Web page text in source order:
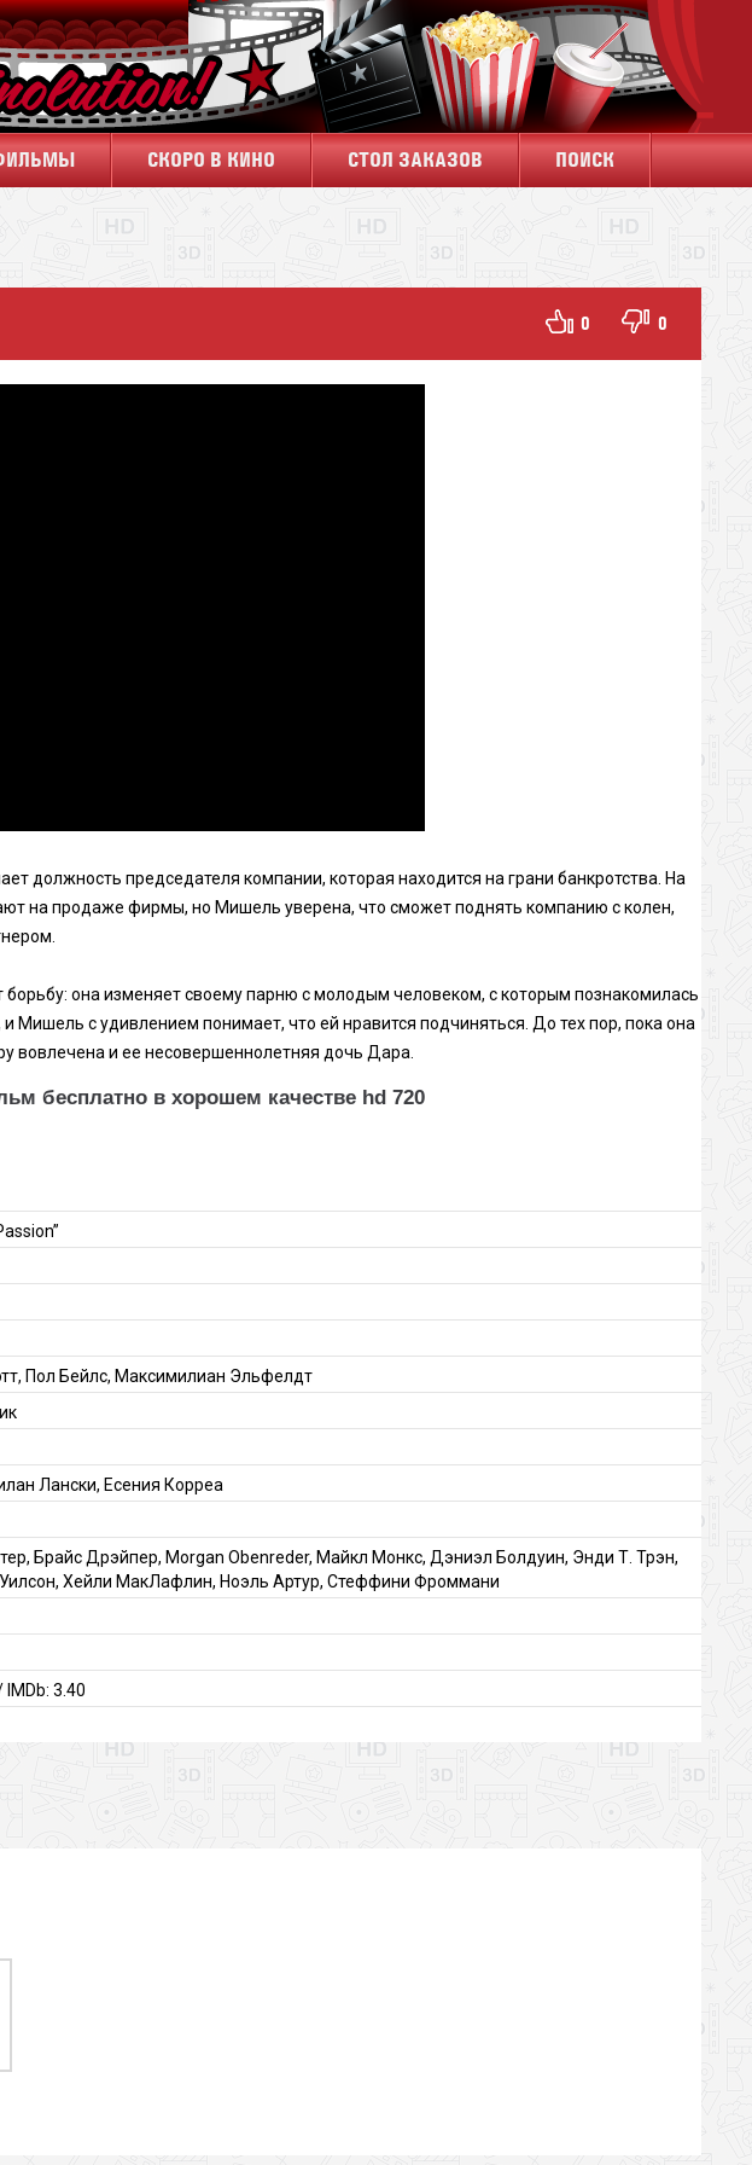
СКОРО В КИНО СТОЛ ЗАКАЗОВ ПОИСК
0 0
должность председателя компании, которая находится на грани банкротства. На
на продаже фирмы, но Мишель уверена, что сможет поднять компанию с колен,
она изменяет своему парню с молодым человеком, с которым познакомилась
с удивлением понимает, что ей нравится подчиняться. До тех пор, пока она
вовлечена и ее несовершеннолетняя дочь Дара.
бесплатно в хорошем качестве hd 720
Пол Бейлс, Максимилиан Эльфелдт
Лански, Есения Корреа
Брайс Дрэйпер, Morgan Obenreder, Майкл Монкс, Дэниэл Болдуин, Энди Т. Трэн,
Хейли МакЛафлин, Ноэль Артур, Стеффини Фроммани
IMDb: 3.40